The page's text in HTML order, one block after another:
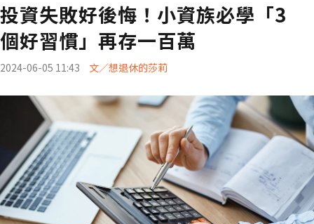
投資失敗好後悔！小資族必學「3
個好習慣」再存一百萬
2024-06-05 11:43 文／想退休的莎莉